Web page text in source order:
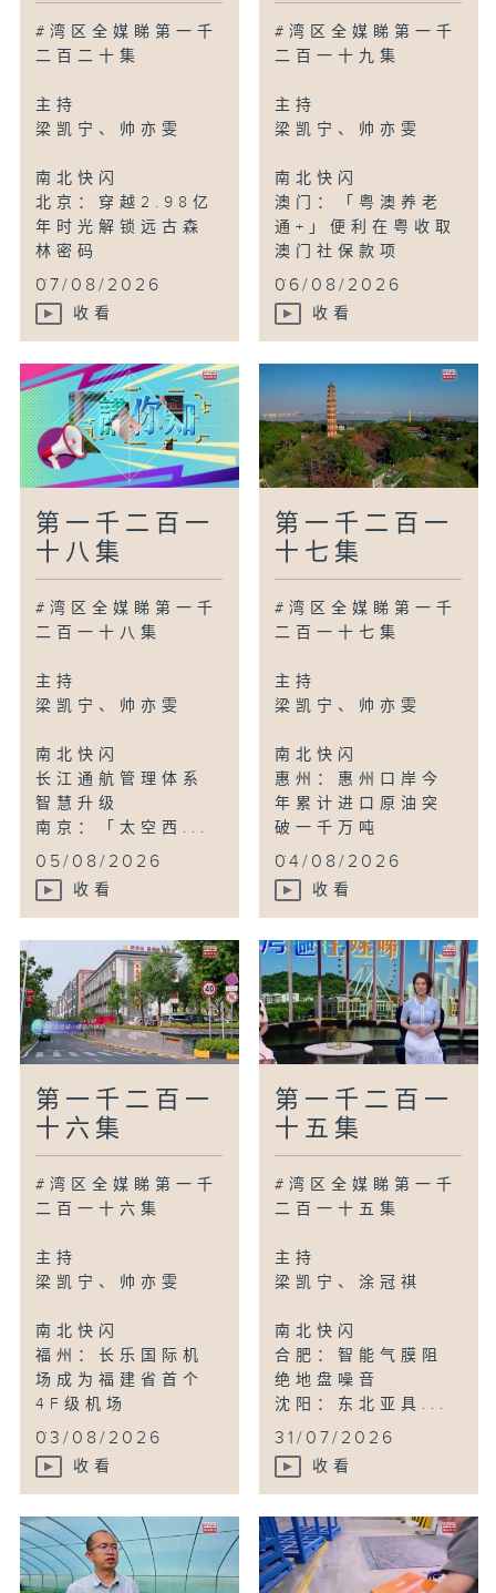
南宁：壮锦闪耀世界杯赛场
兰州：青年传承人为非遗打开新出路
西安：非遗工坊破局突围
香港：齐齐学跳踢躂舞
鸟瞰神州
连云港：千亩楸树繁花似锦
#湾区全媒睇第一千
二百二十集
主持
梁凯宁、帅亦雯
南北快闪
北京：穿越2.98亿
年时光解锁远古森
林密码
...
07/08/2026
收看
#湾区全媒睇第一千
二百一十九集
主持
梁凯宁、帅亦雯
南北快闪
澳门：「粤澳养老
通+」便利在粤收取
澳门社保款项
...
06/08/2026
收看
第一千二百一
十八集
#湾区全媒睇第一千
二百一十八集
主持
梁凯宁、帅亦雯
南北快闪
长江通航管理体系
智慧升级
南京：「太空西...
05/08/2026
收看
第一千二百一
十七集
#湾区全媒睇第一千
二百一十七集
主持
梁凯宁、帅亦雯
南北快闪
惠州：惠州口岸今
年累计进口原油突
破一千万吨
...
04/08/2026
收看
第一千二百一
十六集
#湾区全媒睇第一千
二百一十六集
主持
梁凯宁、帅亦雯
南北快闪
福州：长乐国际机
场成为福建省首个
4F级机场
...
03/08/2026
收看
第一千二百一
十五集
#湾区全媒睇第一千
二百一十五集
主持
梁凯宁、涂冠祺
南北快闪
合肥：智能气膜阻
绝地盘噪音
沈阳：东北亚具...
31/07/2026
收看